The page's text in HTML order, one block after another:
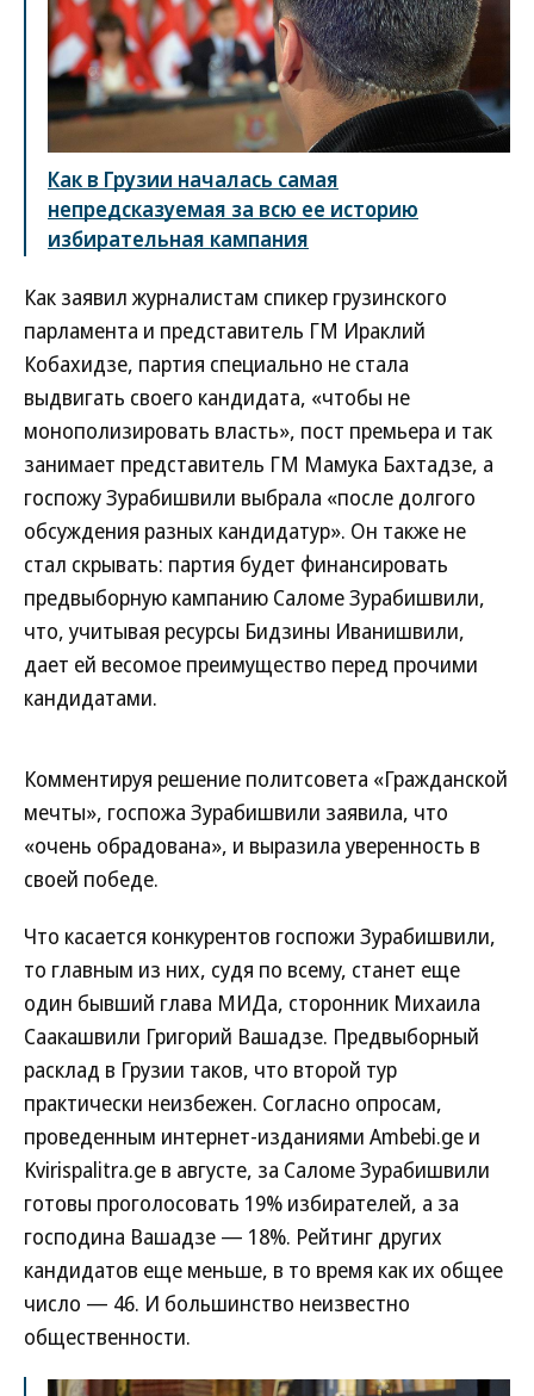
Как в Грузии началась самая
непредсказуемая за всю ее историю
избирательная кампания
Как заявил журналистам спикер грузинского
парламента и представитель ГМ Ираклий
Кобахидзе, партия специально не стала
выдвигать своего кандидата, «чтобы не
монополизировать власть», пост премьера и так
занимает представитель ГМ Мамука Бахтадзе, а
госпожу Зурабишвили выбрала «после долгого
обсуждения разных кандидатур». Он также не
стал скрывать: партия будет финансировать
предвыборную кампанию Саломе Зурабишвили,
что, учитывая ресурсы Бидзины Иванишвили,
дает ей весомое преимущество перед прочими
кандидатами.
Комментируя решение политсовета «Гражданской
мечты», госпожа Зурабишвили заявила, что
«очень обрадована», и выразила уверенность в
своей победе.
Что касается конкурентов госпожи Зурабишвили,
то главным из них, судя по всему, станет еще
один бывший глава МИДа, сторонник Михаила
Саакашвили Григорий Вашадзе. Предвыборный
расклад в Грузии таков, что второй тур
практически неизбежен. Согласно опросам,
проведенным интернет-изданиями Ambebi.ge и
Kvirispalitra.ge в августе, за Саломе Зурабишвили
готовы проголосовать 19% избирателей, а за
господина Вашадзе — 18%. Рейтинг других
кандидатов еще меньше, в то время как их общее
число — 46. И большинство неизвестно
общественности.